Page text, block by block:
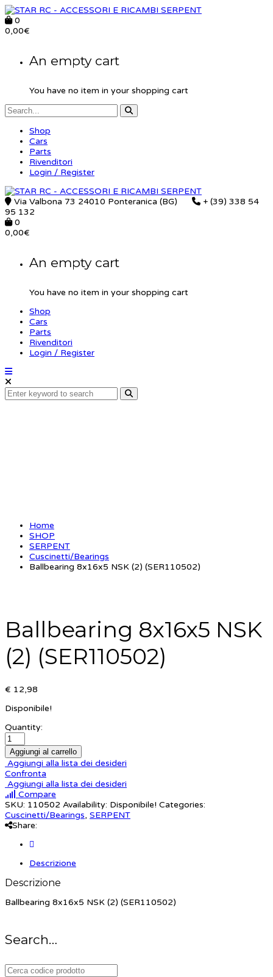
0
0,00€
An empty cart
You have no item in your shopping cart
Shop
Cars
Parts
Rivenditori
Login / Register
Via Valbona 73 24010 Ponteranica (BG)
+ (39) 338 54
95 132
0
0,00€
An empty cart
You have no item in your shopping cart
Shop
Cars
Parts
Rivenditori
Login / Register
Home
SHOP
SERPENT
Cuscinetti/Bearings
Ballbearing 8x16x5 NSK (2) (SER110502)
Ballbearing 8x16x5 NSK
(2) (SER110502)
€ 12,98
Disponibile!
Quantity:
Aggiungi al carrello
Aggiungi alla lista dei desideri
Confronta
Aggiungi alla lista dei desideri
Compare
SKU: 110502 Availability: Disponibile! Categories:
Cuscinetti/Bearings, SERPENT
Share:
Descrizione
Descrizione
Ballbearing 8x16x5 NSK (2) (SER110502)
Search…